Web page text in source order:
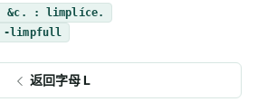
&c. : limplíce.
-limpfull
返回字母 L